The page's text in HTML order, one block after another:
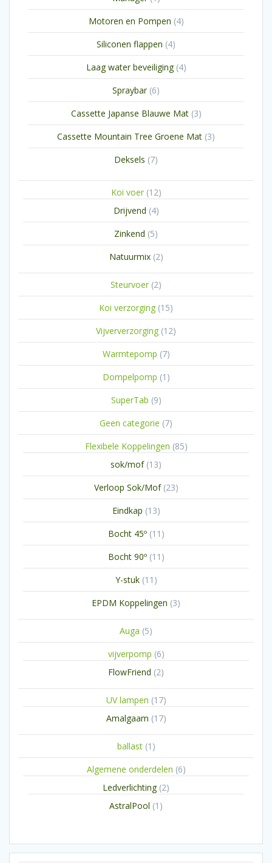
product
Motoren en Pompen 44
producten
Siliconen flappen 44
producten
Laag water beveiliging 44
producten
Spraybar 66
producten
Cassette Japanse Blauwe Mat 33
producten
Cassette Mountain Tree Groene Mat 33
producten
Deksels 77
Koi voer 1212
Drijvend 44
producten
Zinkend 55
producten
Natuurmix 22
Steurvoer 22
producten
Koi verzorging 1515
producten
Vijververzorging 1212
producten
Warmtepomp 77
producten
Dompelpomp 1 1
product
SuperTab 99
producten
Geen categorie 77
producten
Flexibele Koppelingen 8585
sok/mof 1313
producten
Verloop Sok/Mof 2323
producten
Eindkap 1313
producten
Bocht 45º 11 11
producten
Bocht 90º 11 11
producten
Y-stuk 11 11
producten
EPDM Koppelingen 33
Auga 55
producten
vijverpomp 66
FlowFriend 22
UV lampen 1717
Amalgaam 1717
ballast 1 1
product
Algemene onderdelen 66
Ledverlichting 22
AstralPool 1 1